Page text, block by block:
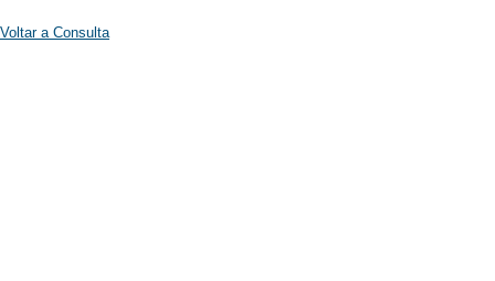
Voltar a Consulta